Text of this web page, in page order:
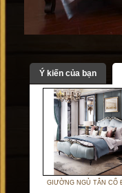
Ý kiến của bạn
GIƯỜNG NGỦ TÂN CỔ